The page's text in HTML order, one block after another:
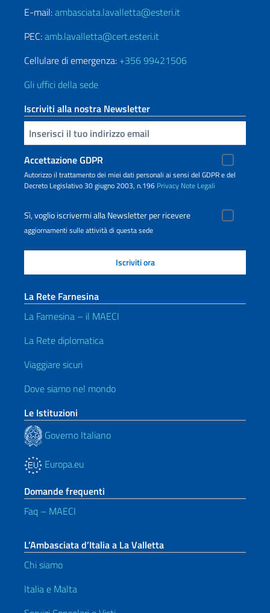
E-mail:ambasciata.lavalletta@esteri.it
PEC:amb.lavalletta@cert.esteri.it
Cellulare di emergenza: +356 99421506
Gli uffici della sede
Iscriviti alla nostra Newsletter
Inserisci la tua email
Accettazione GDPR
Autorizzo il trattamento dei miei dati personali ai sensi del GDPR e del
Decreto Legislativo 30 giugno 2003, n.196 Privacy Note Legali
Sì, voglio iscrivermi alla Newsletter per ricevere
aggiornamenti sulle attività di questa sede
La Rete Farnesina
La Farnesina – il MAECI
La Rete diplomatica
Viaggiare sicuri
Dove siamo nel mondo
Le Istituzioni
Governo Italiano
Europa.eu
Domande frequenti
Faq – MAECI
L’Ambasciata d’Italia a La Valletta
Chi siamo
Italia e Malta